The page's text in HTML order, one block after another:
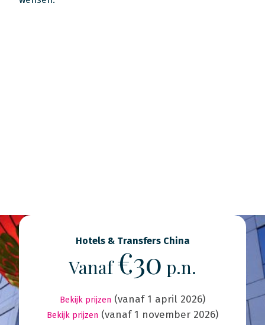
Hotels & Transfers China
Vanaf€30 p.n.
Bekijk prijzen (vanaf 1 april 2026)
Bekijk prijzen (vanaf 1 november 2026)